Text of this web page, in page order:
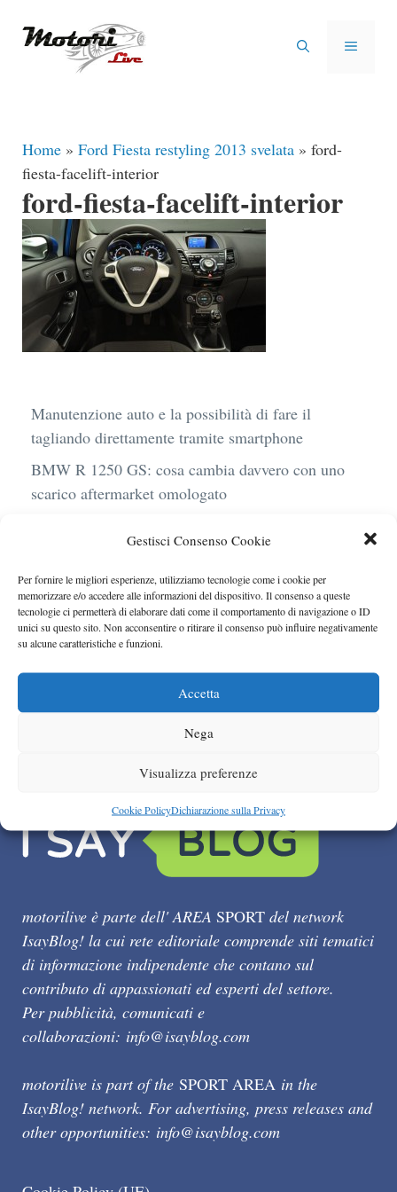
Gestisci Consenso Cookie
Per fornire le migliori esperienze, utilizziamo tecnologie come i cookie per
memorizzare e/o accedere alle informazioni del dispositivo. Il consenso a queste
tecnologie ci permetterà di elaborare dati come il comportamento di navigazione o ID
unici su questo sito. Non acconsentire o ritirare il consenso può influire negativamente
su alcune caratteristiche e funzioni.
Accetta
Nega
Visualizza preferenze
Cookie PolicyDichiarazione sulla Privacy
MENU
Home » Ford Fiesta restyling 2013 svelata » ford-
fiesta-facelift-interior
ford-fiesta-facelift-interior
Manutenzione auto e la possibilità di fare il
tagliando direttamente tramite smartphone
BMW R 1250 GS: cosa cambia davvero con uno
scarico aftermarket omologato
sostenibile, stile, anche con noleggio a lungo
termine
Ufficiale l’arrivo degli stop lampeggianti
obbligatori in Italia
motorilive è parte dell' AREA SPORT del network
IsayBlog! la cui rete editoriale comprende siti tematici
di informazione indipendente che contano sul
contributo di appassionati ed esperti del settore.
Per pubblicità, comunicati e
collaborazioni: info@isayblog.com
motorilive is part of the SPORT AREA in the
IsayBlog! network. For advertising, press releases and
other opportunities: info@isayblog.com